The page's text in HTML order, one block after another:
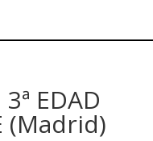
EDAD
(Madrid)